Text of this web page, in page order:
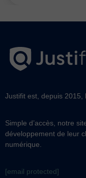
Justifit est, depuis 2015,
Simple d’accès, notre
développement de leur
numérique.
[email protected]